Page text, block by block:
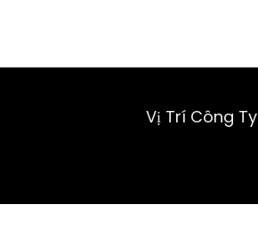
Vị Trí Công Ty